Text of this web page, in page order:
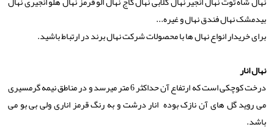
بیدمشک نهال فندق نهال و غیره...
برای خریدار انواع نهال ها با محصولات شرکت نهال برند در ارتباط باشید.
نهال انار
درخت کوچکی است که ارتفاع آن حداکثر 6 متر میرسد و در مناطق نیمه گرمسیری
می روید گل های آن نازک بوده انار درشت و به رنگ قرمز اناری ولی بی بو می
باشد.